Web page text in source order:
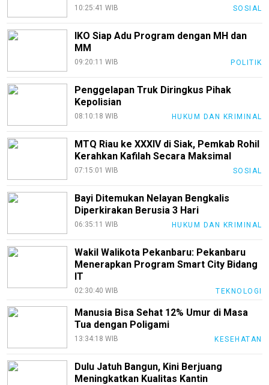
10:25:41 WIB SOSIAL
IKO Siap Adu Program dengan MH dan
MM
09:20:11 WIB POLITIK
Penggelapan Truk Diringkus Pihak
Kepolisian
08:10:18 WIB HUKUM DAN KRIMINAL
MTQ Riau ke XXXIV di Siak, Pemkab Rohil
Kerahkan Kafilah Secara Maksimal
07:15:01 WIB SOSIAL
Bayi Ditemukan Nelayan Bengkalis
Diperkirakan Berusia 3 Hari
06:35:11 WIB HUKUM DAN KRIMINAL
Wakil Walikota Pekanbaru: Pekanbaru
Menerapkan Program Smart City Bidang
IT
02:30:40 WIB TEKNOLOGI
Manusia Bisa Sehat 12% Umur di Masa
Tua dengan Poligami
13:34:18 WIB KESEHATAN
Dulu Jatuh Bangun, Kini Berjuang
Meningkatkan Kualitas Kantin
Loker
Bisnis
PotensiRohil
Rohul
Karir
Etik
Disclaimer